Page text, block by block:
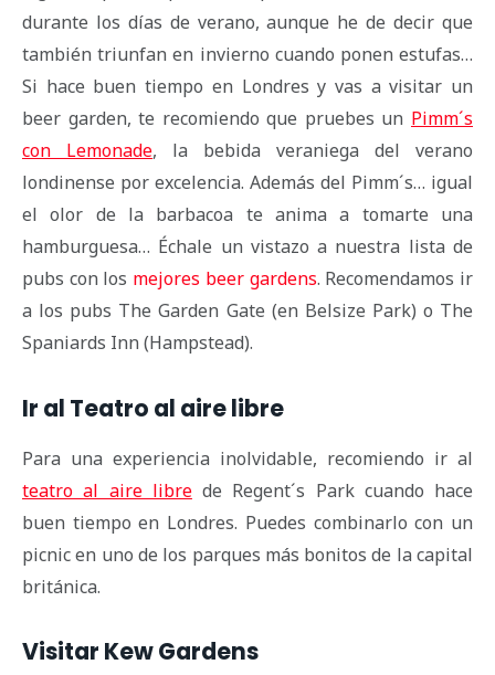
durante los días de verano, aunque he de decir que
también triunfan en invierno cuando ponen estufas…
Si hace buen tiempo en Londres y vas a visitar un
beer garden, te recomiendo que pruebes un Pimm´s
con Lemonade, la bebida veraniega del verano
londinense por excelencia. Además del Pimm´s… igual
el olor de la barbacoa te anima a tomarte una
hamburguesa… Échale un vistazo a nuestra lista de
pubs con los mejores beer gardens. Recomendamos ir
a los pubs The Garden Gate (en Belsize Park) o The
Spaniards Inn (Hampstead).
Ir al Teatro al aire libre
Para una experiencia inolvidable, recomiendo ir al
teatro al aire librede Regent´s Park cuando hace
buen tiempo en Londres. Puedes combinarlo con un
picnic en uno de los parques más bonitos de la capital
británica.
Visitar Kew Gardens